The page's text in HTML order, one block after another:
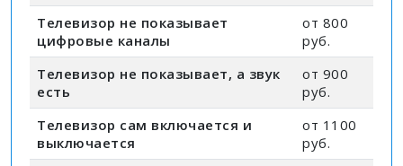
Телевизор не показывает
цифровые каналы
от 800
руб.
Телевизор не показывает, а звук
есть
от 900
руб.
Телевизор сам включается и
выключается
от 1100
руб.